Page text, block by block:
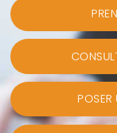
POSER